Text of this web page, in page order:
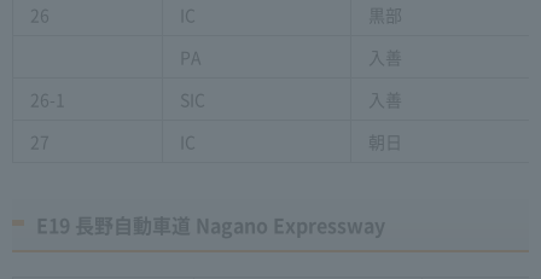
26
IC
黒部
PA
入善
26-1
SIC
入善
27
IC 朝日
E19 長野自動車道 Nagano Expressway